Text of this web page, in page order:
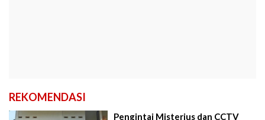
REKOMENDASI
Pengintai Misterius dan CCTV